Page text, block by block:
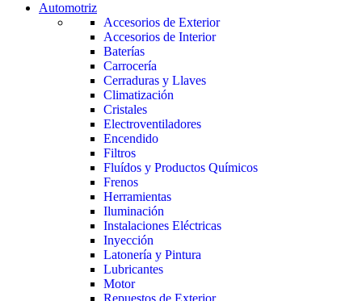
Automotriz
Accesorios de Exterior
Accesorios de Interior
Baterías
Carrocería
Cerraduras y Llaves
Climatización
Cristales
Electroventiladores
Encendido
Filtros
Fluídos y Productos Químicos
Frenos
Herramientas
Iluminación
Instalaciones Eléctricas
Inyección
Latonería y Pintura
Lubricantes
Motor
Repuestos de Exterior